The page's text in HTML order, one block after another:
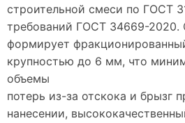
строительной смеси по ГОСТ
требований ГОСТ 34669-2020.
формирует
крупностью до 6 мм, что
объемы
потерь из-за отскока и брызг
нанесении,